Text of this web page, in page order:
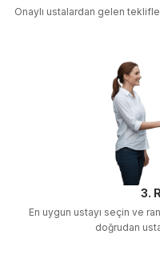
Onaylı ustalardan gelen
3.
En uygun ustayı seçin ve
doğrudan